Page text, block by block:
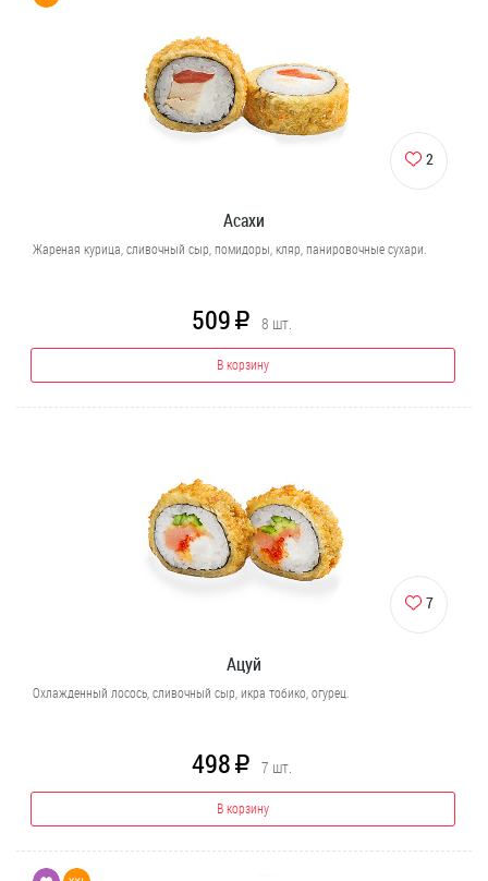
2
Асахи
Жареная курица, сливочный сыр, помидоры, кляр, панировочные сухари.
509 R 8 шт.
В корзину
7
Ацуй
Охлажденный лосось, сливочный сыр, икра тобико, огурец.
498 R 7 шт.
В корзину